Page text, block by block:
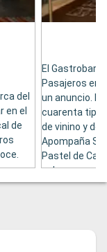
del
en el
de
El Gastrobar,
Pasajeros en
un anuncio.
cuarenta
de vinino y de
Apompaña Su
Pastel de
pubs.